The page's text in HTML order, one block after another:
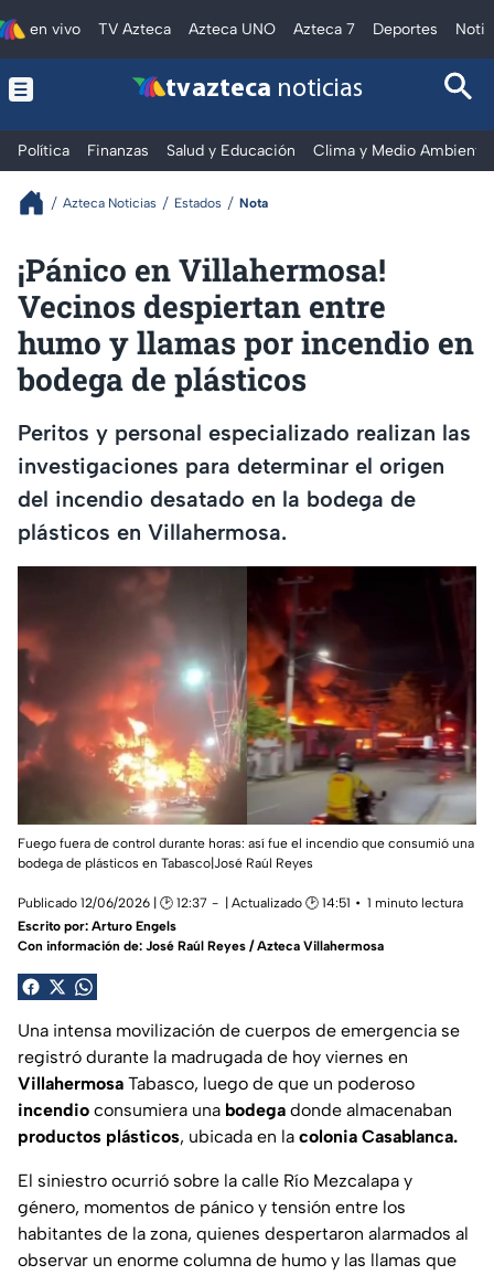
en vivo TV Azteca Azteca UNO Azteca 7 Deportes
tv azteca noticias
Política Finanzas Salud y Educación Clima y Medio Ambiente
Azteca Noticias Estados Nota
¡Pánico en Villahermosa!
Vecinos despiertan entre
humo y llamas por incendio en
bodega de plásticos
Peritos y personal especializado realizan las
investigaciones para determinar el origen
del incendio desatado en la bodega de
plásticos en Villahermosa.
Fuego fuera de control durante horas: así fue el incendio que consumió una
bodega de plásticos en Tabasco|José Raúl Reyes
Publicado 12/06/2026 | 🕑 12:37 | Actualizado 🕑 14:51
1 minuto lectura
Escrito por: Arturo Engels
Con información de: José Raúl Reyes / Azteca Villahermosa
Una intensa movilización de cuerpos de emergencia se
registró durante la madrugada de hoy viernes en
Villahermosa Tabasco, luego de que un poderoso
incendio consumiera una bodega donde almacenaban
productos plásticos, ubicada en la colonia Casablanca.
El siniestro ocurrió sobre la calle Río Mezcalapa y
género, momentos de pánico y tensión entre los
habitantes de la zona, quienes despertaron alarmados al
observar un enorme columna de humo y las llamas que